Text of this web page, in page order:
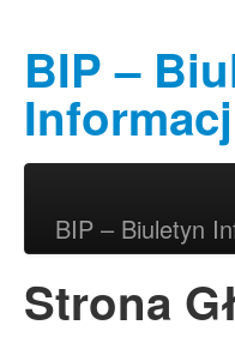
BIP –
BIP – Biuletyn
Strona